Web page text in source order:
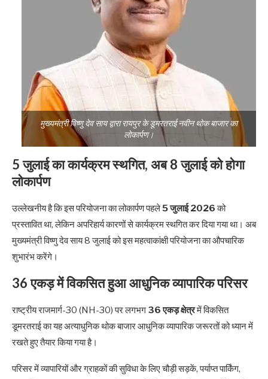
मुख्यमंत्री विष्णु देव साय द्वारा रायपुर के डूमरतराई नवीन थोक बाजार का
लोकार्पण।
5 जुलाई का कार्यक्रम स्थगित, अब 8 जुलाई को होगा
लोकार्पण
उल्लेखनीय है कि इस परियोजना का लोकार्पण पहले5 जुलाई 2026को
प्रस्तावित था, लेकिन अपरिहार्य कारणों से कार्यक्रम स्थगित कर दिया गया था। अब
मुख्यमंत्री विष्णु देव साय 8 जुलाई को इस महत्वाकांक्षी परियोजना का औपचारिक
शुभारंभ करेंगे।
36 एकड़ में विकसित हुआ आधुनिक व्यापारिक परिसर
राष्ट्रीय राजमार्ग-30 (NH-30) पर लगभग 36 एकड़ क्षेत्रमें विकसित
डूमरतराई का यह अत्याधुनिक थोक बाजार आधुनिक व्यापारिक जरूरतों को ध्यान में
रखते हुए तैयार किया गया है।
परिसर में व्यापारियों और ग्राहकों की सुविधा के लिए चौड़ी सड़कें, पर्याप्त पार्किंग,